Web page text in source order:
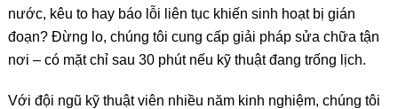
nước, kêu to hay báo lỗi liên tục khiến sinh hoạt bị gián
đoạn? Đừng lo, chúng tôi cung cấp giải pháp sửa chữa tận
nơi – có mặt chỉ sau 30 phút nếu kỹ thuật đang trống lịch.
Với đội ngũ kỹ thuật viên nhiều năm kinh nghiệm, chúng tôi